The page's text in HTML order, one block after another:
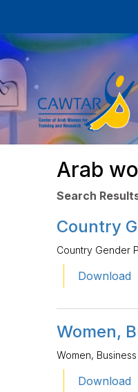
Arab
Search
Country
Country Gender
Download
Women,
Women,
Download